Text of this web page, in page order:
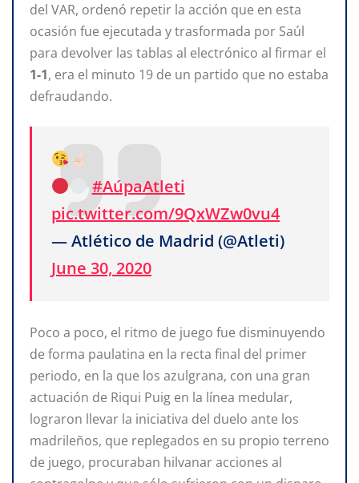
del VAR, ordenó repetir la acción que en esta
ocasión fue ejecutada y trasformada por Saúl
para devolver las tablas al electrónico al firmar el
1-1, era el minuto 19 de un partido que no estaba
defraudando.
#AúpaAtleti
pic.twitter.com/9QxWZw0vu4
— Atlético de Madrid (@Atleti)
June 30, 2020
Poco a poco, el ritmo de juego fue disminuyendo
de forma paulatina en la recta final del primer
periodo, en la que los azulgrana, con una gran
actuación de Riqui Puig en la línea medular,
lograron llevar la iniciativa del duelo ante los
madrileños, que replegados en su propio terreno
de juego, procuraban hilvanar acciones al